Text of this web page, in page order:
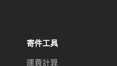
寄件工具
運費計算